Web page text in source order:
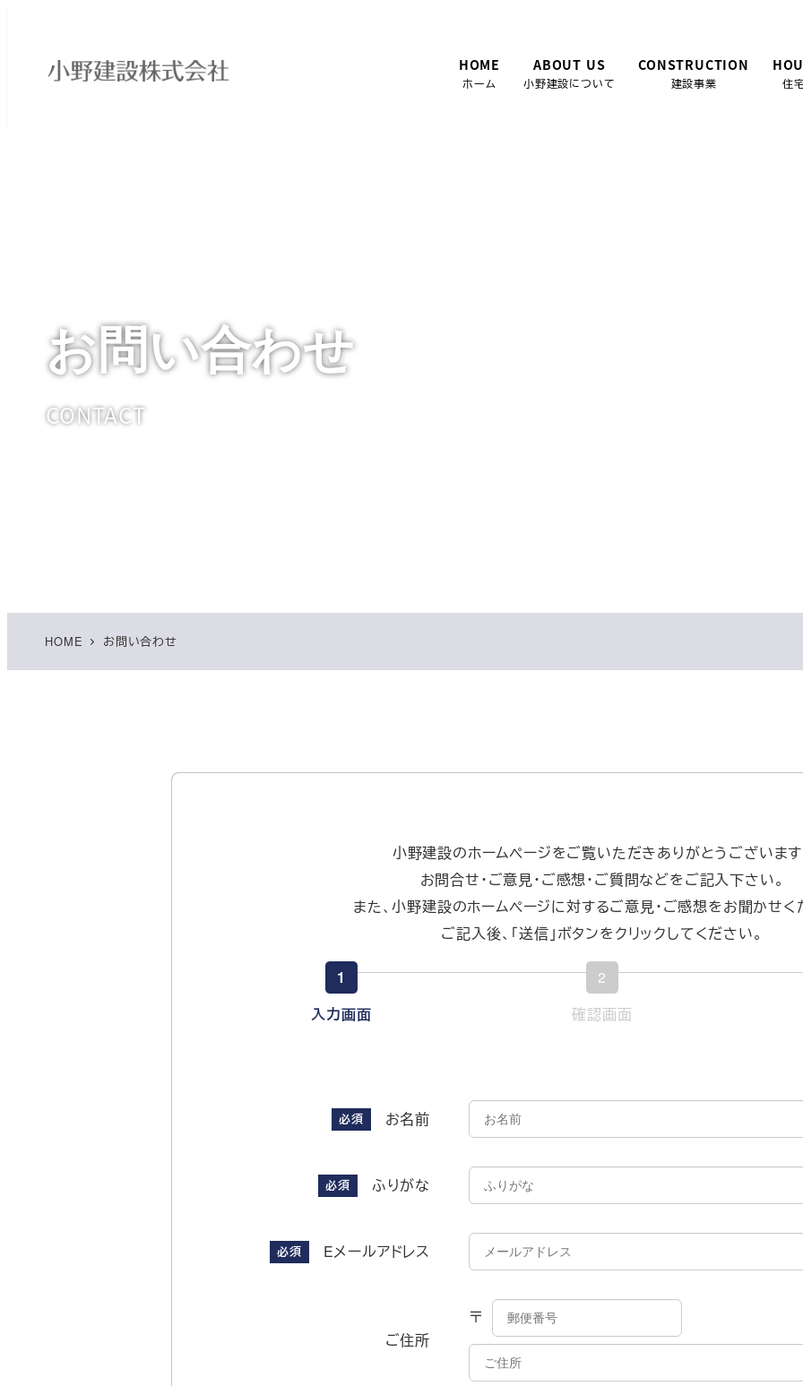
HOME
ホーム
ABOUT US
小野建設について
CONSTRUCTION
建設事業 住
お問い合わせ
CONTACT
HOME お問い合わせ
小野建設のホームページをご覧いただきありがとうございます
お問合せ・ご意見・ご感想・ご質問などをご記入下さい。
また、小野建設のホームページに対するご意見・ご感想をお聞かせく
ご記入後、「送信」ボタンをクリックしてください。
1
入力画面現
て
画
す。
2
確認画面現
て
い
る
す。
必須 お名前
必須 ふりがな
必須 Eメールアドレス
ご住所